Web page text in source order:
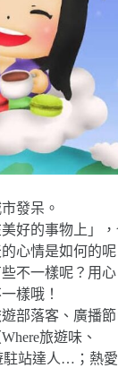
發呆。
好的事物上」
心情是如何的
不一樣呢？用
樣哦！
部落客、廣播
旅遊味、
駐站達人…；熱